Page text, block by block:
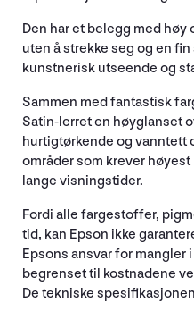
Den har et belegg med
uten å strekke seg og en
kunstnerisk utseende og
Sammen med fantastisk
Satin-lerret en høyglanset
hurtigtørkende og vanntett
områder som krever
lange visningstider.
Fordi alle fargestoffer,
tid, kan Epson ikke
Epsons ansvar for mangler
begrenset til kostnadene
De tekniske